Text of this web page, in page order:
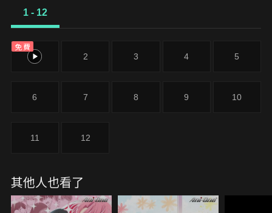
明知道御影的下落，為了思念御影的巴衛，決心接受
1 - 12
免費
1 2 3 4 5
6 7 8 9 10
11 12
其他人也看了